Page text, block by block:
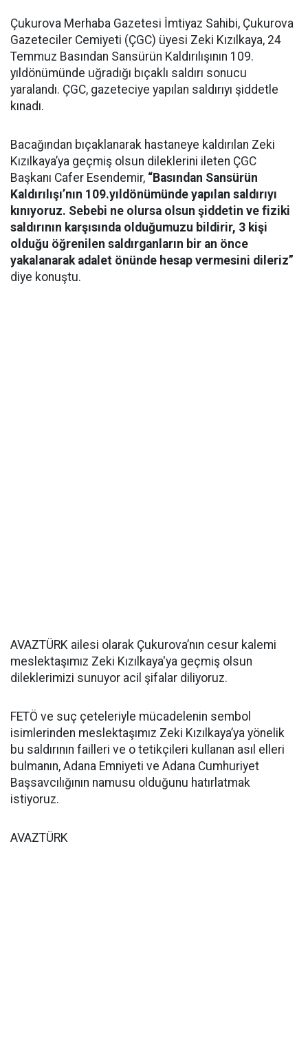
Çukurova Merhaba Gazetesi İmtiyaz Sahibi, Çukurova
Gazeteciler Cemiyeti (ÇGC) üyesi Zeki Kızılkaya, 24
Temmuz Basından Sansürün Kaldırılışının 109.
yıldönümünde uğradığı bıçaklı saldırı sonucu
yaralandı. ÇGC, gazeteciye yapılan saldırıyı şiddetle
kınadı.
Bacağından bıçaklanarak hastaneye kaldırılan Zeki
Kızılkaya’ya geçmiş olsun dileklerini ileten ÇGC
Başkanı Cafer Esendemir, “Basından Sansürün
Kaldırılışı’nın 109.yıldönümünde yapılan saldırıyı
kınıyoruz. Sebebi ne olursa olsun şiddetin ve fiziki
saldırının karşısında olduğumuzu bildirir, 3 kişi
olduğu öğrenilen saldırganların bir an önce
yakalanarak adalet önünde hesap vermesini dileriz”
diye konuştu.
AVAZTÜRK ailesi olarak Çukurova’nın cesur kalemi
meslektaşımız Zeki Kızılkaya'ya geçmiş olsun
dileklerimizi sunuyor acil şifalar diliyoruz.
FETÖ ve suç çeteleriyle mücadelenin sembol
isimlerinden meslektaşımız Zeki Kızılkaya’ya yönelik
bu saldırının failleri ve o tetikçileri kullanan asıl elleri
bulmanın, Adana Emniyeti ve Adana Cumhuriyet
Başsavcılığının namusu olduğunu hatırlatmak
istiyoruz.
AVAZTÜRK